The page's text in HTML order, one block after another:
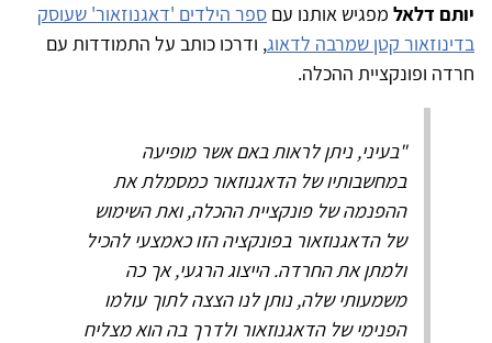
יותם דלאל מפגיש אותנו עם ספר הילדים 'דאגנוזאור' שעוסק
בדינוזאור קטן שמרבה לדאוג, ודרכו כותב על התמודדות עם
חרדה ופונקציית ההכלה.
"בעיני, ניתן לראות באם אשר מופיעה
במחשבותיו של הדאגנוזאור כמסמלת את
ההפנמה של פונקציית ההכלה, ואת השימוש
של הדאגנוזאור בפונקציה הזו כאמצעי להכיל
ולמתן את החרדה. הייצוג הרגעי, אך כה
משמעותי שלה, נותן לנו הצצה לתוך עולמו
הפנימי של הדאגנוזאור ולדרך בה הוא מצליח